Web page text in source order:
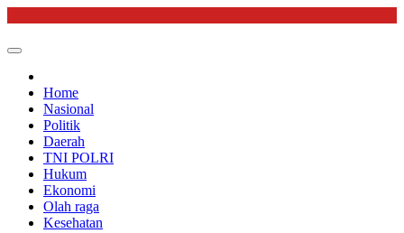
content
Home
Nasional
Politik
Daerah
TNI POLRI
Hukum
Ekonomi
Olah raga
Kesehatan